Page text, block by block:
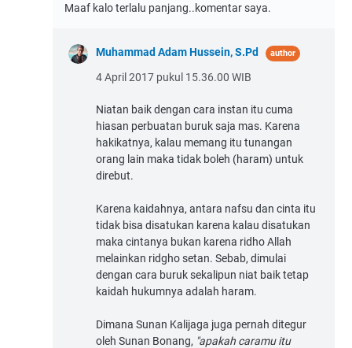
Maaf kalo terlalu panjang..komentar saya.
Muhammad Adam Hussein, S.Pd
4 April 2017 pukul 15.36.00 WIB
Niatan baik dengan cara instan itu cuma
hiasan perbuatan buruk saja mas. Karena
hakikatnya, kalau memang itu tunangan
orang lain maka tidak boleh (haram) untuk
direbut.
Karena kaidahnya, antara nafsu dan cinta itu
tidak bisa disatukan karena kalau disatukan
maka cintanya bukan karena ridho Allah
melainkan ridgho setan. Sebab, dimulai
dengan cara buruk sekalipun niat baik tetap
kaidah hukumnya adalah haram.
Dimana Sunan Kalijaga juga pernah ditegur
oleh Sunan Bonang, "apakah caramu itu